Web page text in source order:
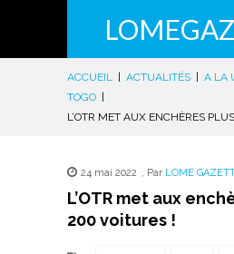
ACCUEIL ACTUALITÉS A LA
TOGO
L’OTR MET AUX ENCHÈRES
24 mai 2022 , Par LOME
L’OTR met aux
200 voitures !